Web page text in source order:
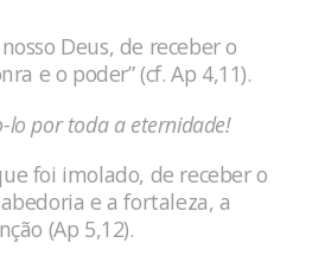
Deus, de receber o
e o poder” (cf. Ap 4,11).
lo por toda a eternidade!
foi imolado, de receber o
e a fortaleza, a
(Ap 5,12).